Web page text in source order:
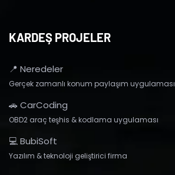
KARDEŞ PROJELER
📍 Neredeler
Gerçek zamanlı konum paylaşım uygulaması
🚗 CarCoding
OBD2 araç teşhis & kodlama uygulaması
💻 BubiSoft
Yazılım & teknoloji geliştirici firma